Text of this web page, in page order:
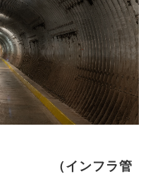
　　　（インフラ管